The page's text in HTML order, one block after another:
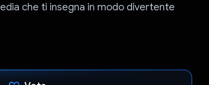
che ti insegna in modo divertente